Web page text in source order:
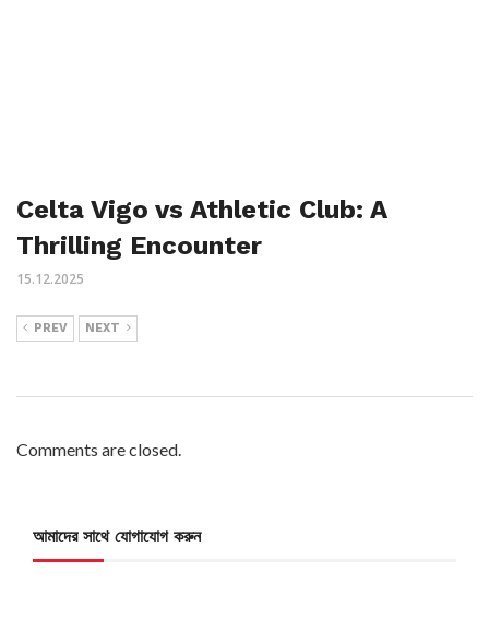
Celta Vigo vs Athletic Club: A
Thrilling Encounter
15.12.2025
PREV NEXT
Comments are closed.
আমাদের সাথে যোগাযোগ করুন